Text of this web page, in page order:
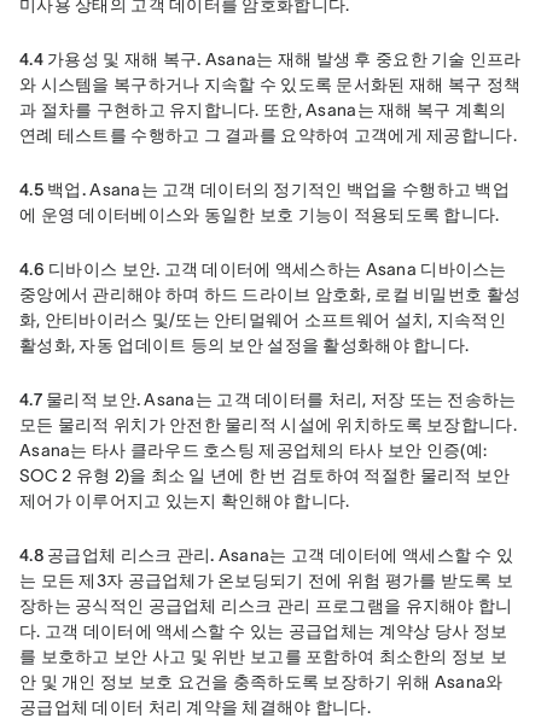
미사용 상태의 고객 데이터를 암호화합니다.
4.4 가용성 및 재해 복구. Asana는 재해 발생 후 중요한 기술 인프라
와 시스템을 복구하거나 지속할 수 있도록 문서화된 재해 복구 정책
과 절차를 구현하고 유지합니다. 또한, Asana는 재해 복구 계획의
연례 테스트를 수행하고 그 결과를 요약하여 고객에게 제공합니다.
4.5 백업. Asana는 고객 데이터의 정기적인 백업을 수행하고 백업
에 운영 데이터베이스와 동일한 보호 기능이 적용되도록 합니다.
4.6 디바이스 보안. 고객 데이터에 액세스하는 Asana 디바이스는
중앙에서 관리해야 하며 하드 드라이브 암호화, 로컬 비밀번호 활성
화, 안티바이러스 및/또는 안티멀웨어 소프트웨어 설치, 지속적인
활성화, 자동 업데이트 등의 보안 설정을 활성화해야 합니다.
4.7 물리적 보안. Asana는 고객 데이터를 처리, 저장 또는 전송하는
모든 물리적 위치가 안전한 물리적 시설에 위치하도록 보장합니다.
Asana는 타사 클라우드 호스팅 제공업체의 타사 보안 인증(예:
SOC 2 유형 2)을 최소 일 년에 한 번 검토하여 적절한 물리적 보안
제어가 이루어지고 있는지 확인해야 합니다.
4.8 공급업체 리스크 관리. Asana는 고객 데이터에 액세스할 수 있
는 모든 제3자 공급업체가 온보딩되기 전에 위험 평가를 받도록 보
장하는 공식적인 공급업체 리스크 관리 프로그램을 유지해야 합니
다. 고객 데이터에 액세스할 수 있는 공급업체는 계약상 당사 정보
를 보호하고 보안 사고 및 위반 보고를 포함하여 최소한의 정보 보
안 및 개인 정보 보호 요건을 충족하도록 보장하기 위해 Asana와
공급업체 데이터 처리 계약을 체결해야 합니다.